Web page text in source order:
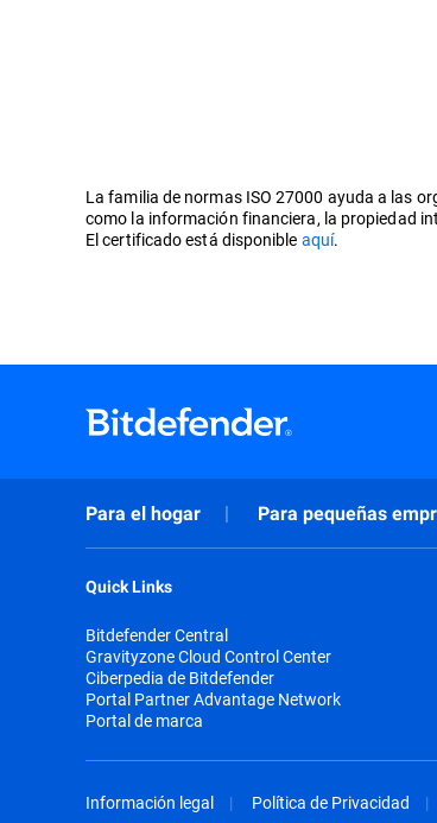
La familia de normas ISO 27000 ayuda a las
como la información financiera, la propiedad
El certificado está disponible aquí.
Para el hogar Para pequeñas
Quick Links
Bitdefender Central
Gravityzone Cloud Control Center
Ciberpedia de Bitdefender
Portal Partner Advantage Network
Portal de marca
Información legal Política de Privacidad